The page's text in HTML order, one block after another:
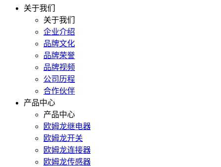
关于我们
关于我们
企业介绍
品牌文化
品牌荣誉
品牌视频
公司历程
合作伙伴
产品中心
产品中心
欧姆龙继电器
欧姆龙开关
欧姆龙连接器
欧姆龙传感器